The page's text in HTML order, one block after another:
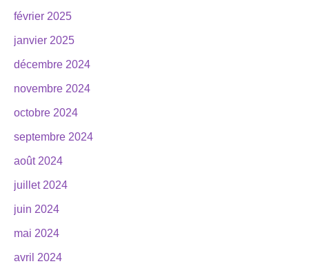
février 2025
janvier 2025
décembre 2024
novembre 2024
octobre 2024
septembre 2024
août 2024
juillet 2024
juin 2024
mai 2024
avril 2024